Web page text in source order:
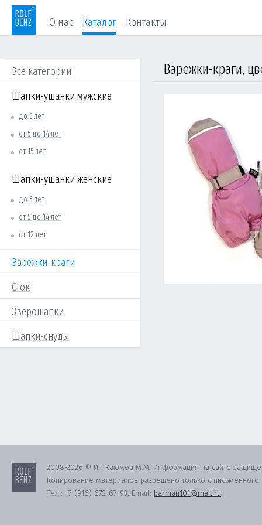
О нас Каталог Контакты
Все категории
Шапки-ушанки мужские
до 5 лет
от 5 до 14 лет
от 15 лет
Шапки-ушанки женские
до 5 лет
от 5 до 14 лет
от 12 лет
Варежки-краги
Сток
Зверошапки
Шапки-снуды
Варежки-краги,
2008-2026 © ИП Каюмов М.М. Информация на сайте
Копирование материалов разрешено только с письменного
Тел.: +7 (916) 672-67-93, Email: barman101@mail.ru